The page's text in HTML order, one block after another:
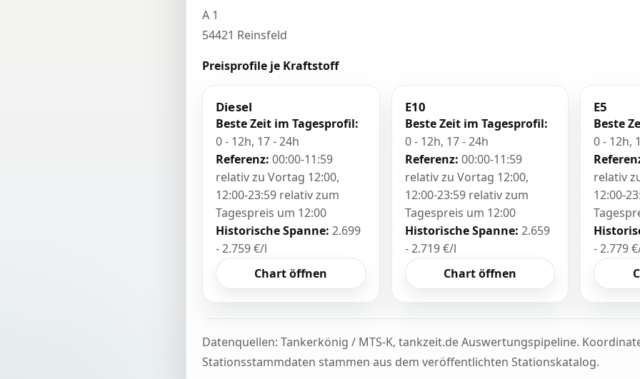
A 1
54421 Reinsfeld
Preisprofile je Kraftstoff
Diesel
Beste Zeit im Tagesprofil:
0 - 12h, 17 - 24h
Referenz: 00:00-11:59
relativ zu Vortag 12:00,
12:00-23:59 relativ zum
Tagespreis um 12:00
Historische Spanne: 2.699
- 2.759 €/l
Chart öffnen
E10
Beste Zeit im Tagesprofil:
0 - 12h, 17 - 24h
Referenz: 00:00-11:59
relativ zu Vortag 12:00,
12:00-23:59 relativ zum
Tagespreis um 12:00
Historische Spanne: 2.659
- 2.719 €/l
Chart öffnen
E5
Beste
0 - 12h,
relativ
12:00-
- 2.779
Datenquellen: Tankerkönig / MTS-K, tankzeit.de Auswertungspipeline.
Stationsstammdaten stammen aus dem veröffentlichten Stationskatalog.